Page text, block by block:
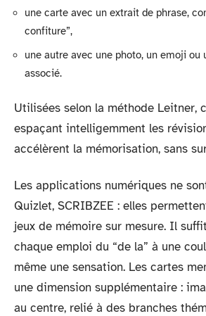
une carte avec un extrait de phrase,
confiture”,
une autre avec une photo, un emoji ou
associé.
Utilisées selon la méthode Leitner,
espaçant intelligemment les
accélèrent la mémorisation, sans
Les applications numériques ne
Quizlet, SCRIBZEE : elles
jeux de mémoire sur mesure. Il
chaque emploi du “de la” à une
même une sensation. Les cartes
une dimension supplémentaire :
au centre, relié à des branches